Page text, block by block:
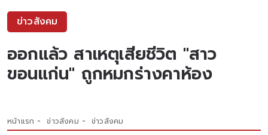
ข่าวสังคม
ออกแล้ว สาเหตุเสียชีวิต "สาว
ขอนแก่น" ถูกหมกร่างคาห้อง
หน้าแรก ข่าวสังคม ข่าวสังคม